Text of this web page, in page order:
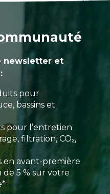
newsletter et
pour
bassins et
pour l’entretien
filtration, CO₂,
en avant-première
5 % sur votre